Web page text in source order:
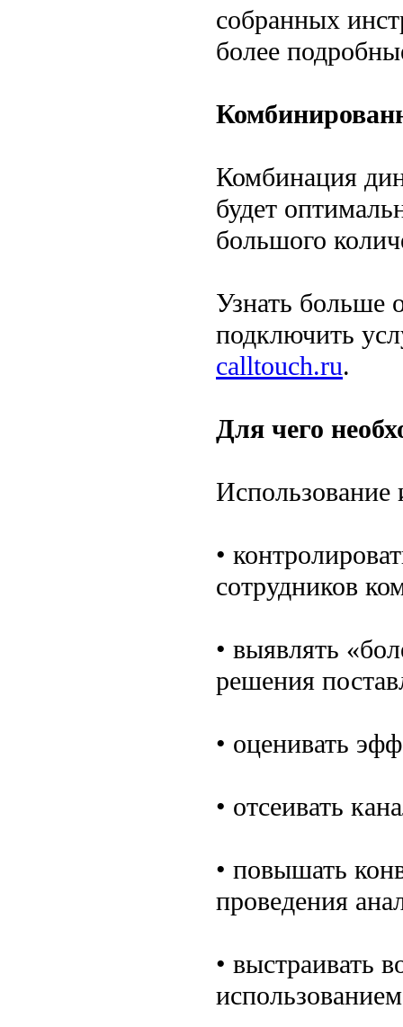
собранных
более
Комбинация
будет
большого
Узнать больше
подключить
calltouch.ru.
Для чего
Использование
•
сотрудников
• выявлять
решения
• оценивать
• отсеивать
• повышать
проведения
• выстраивать